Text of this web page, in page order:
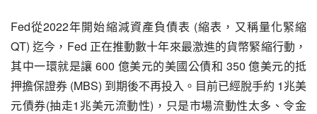
Fed從2022年開始縮減資產負債表 (縮表，又稱量化緊縮
QT) 迄今，Fed 正在推動數十年來最激進的貨幣緊縮行動，
其中一環就是讓 600 億美元的美國公債和 350 億美元的抵
押擔保證券 (MBS) 到期後不再投入。目前已經脫手約 1兆美
元債券(抽走1兆美元流動性)，只是市場流動性太多、令金